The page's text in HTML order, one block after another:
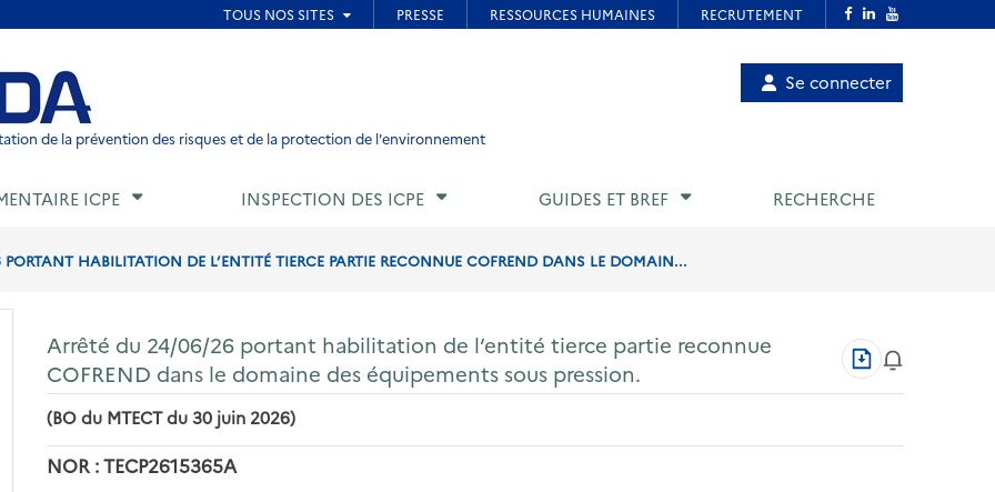
de page
de la prévention des risques et de la protection de l'environnement
Menu
utilisateur
Se connecter
ICPE INSPECTION DES ICPE GUIDES ET BREF RECHERCHE
HABILITATION DE L’ENTITÉ TIERCE PARTIE RECONNUE COFREND DANS LE DOMAIN...
Arrêté du 24/06/26 portant habilitation de l’entité tierce partie reconnue
COFREND dans le domaine des équipements sous pression.
Télécharger
au
format
(BO du MTECT du 30 juin 2026)
NOR : TECP2615365A